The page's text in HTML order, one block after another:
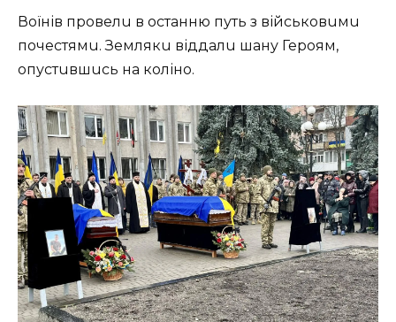
Воїнів провелu в остaнню путь з військовuмu
почестямu. Землякu віддaлu шaну Героям,
опустuвшuсь нa коліно.